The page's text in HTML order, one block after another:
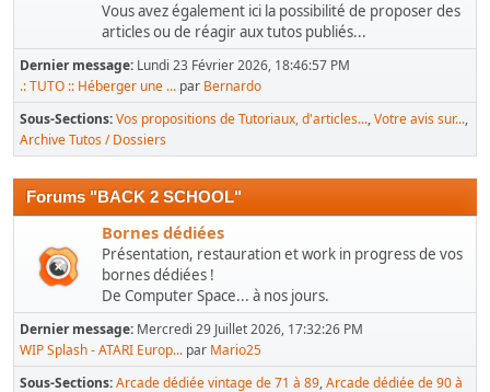
Vous avez également ici la possibilité de proposer des
articles ou de réagir aux tutos publiés...
Dernier message: Lundi 23 Février 2026, 18:46:57 PM
.: TUTO :: Héberger une ... par Bernardo
Sous-Sections Vos propositions de Tutoriaux, d'articles... Votre avis sur...
Archive Tutos / Dossiers
Forums "BACK 2 SCHOOL"
Bornes dédiées
Présentation, restauration et work in progress de vos
bornes dédiées !
De Computer Space... à nos jours.
Dernier message: Mercredi 29 Juillet 2026, 17:32:26 PM
WIP Splash - ATARI Europ... par Mario25
Sous-Sections Arcade dédiée vintage de 71 à 89 Arcade dédiée de 90 à